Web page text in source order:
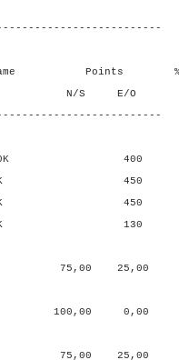
Points %
E/O N/
400
450
450
130
25,00
0,00
25,00